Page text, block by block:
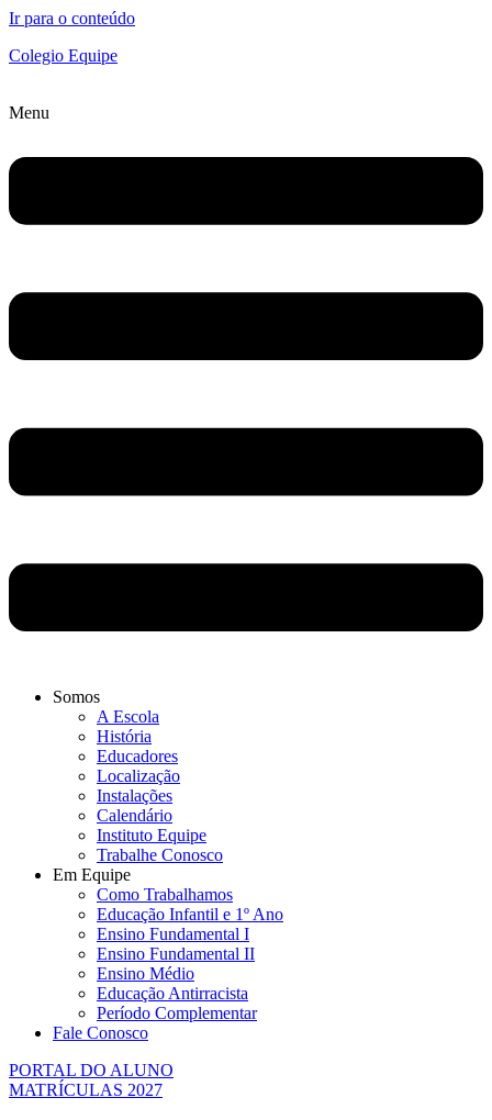
Ir para o conteúdo
Colegio Equipe
Menu
Somos
A Escola
História
Educadores
Localização
Instalações
Calendário
Instituto Equipe
Trabalhe Conosco
Em Equipe
Como Trabalhamos
Educação Infantil e 1º Ano
Ensino Fundamental I
Ensino Fundamental II
Ensino Médio
Educação Antirracista
Período Complementar
Fale Conosco
PORTAL DO ALUNO
MATRÍCULAS 2027